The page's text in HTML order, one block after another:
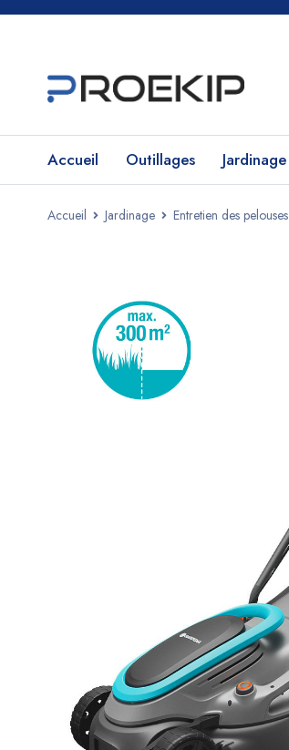
Accueil Outillages Jardinage
Accueil Jardinage Entretien des pelouses